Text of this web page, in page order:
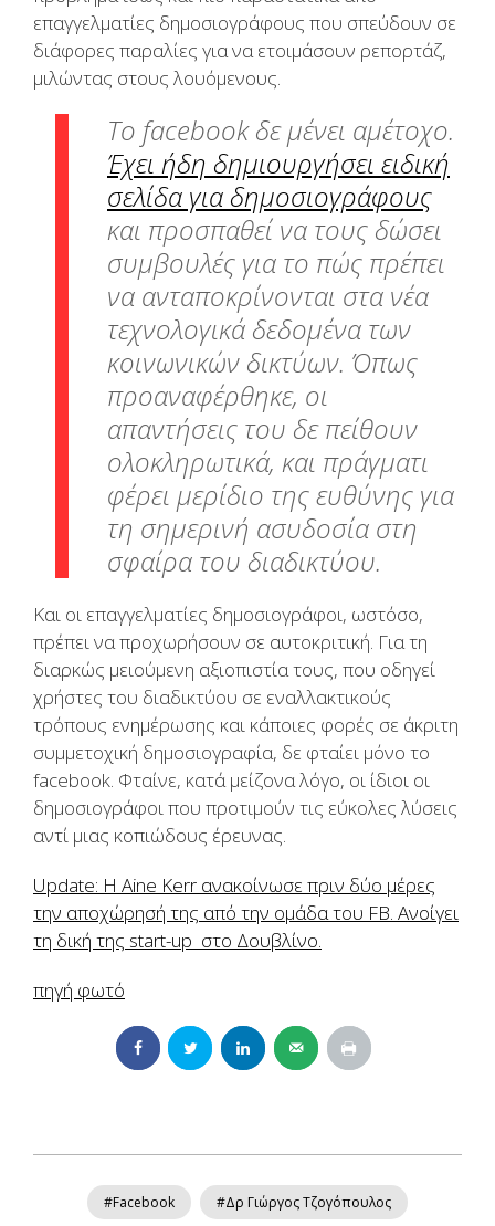
επαγγελματίες δημοσιογράφους που σπεύδουν σε
διάφορες παραλίες για να ετοιμάσουν ρεπορτάζ,
μιλώντας στους λουόμενους.
Το facebook δε μένει αμέτοχο.
Έχει ήδη δημιουργήσει ειδική
σελίδα για δημοσιογράφους
και προσπαθεί να τους δώσει
συμβουλές για το πώς πρέπει
να ανταποκρίνονται στα νέα
τεχνολογικά δεδομένα των
κοινωνικών δικτύων. Όπως
προαναφέρθηκε, οι
απαντήσεις του δε πείθουν
ολοκληρωτικά, και πράγματι
φέρει μερίδιο της ευθύνης για
τη σημερινή ασυδοσία στη
σφαίρα του διαδικτύου.
Και οι επαγγελματίες δημοσιογράφοι, ωστόσο,
πρέπει να προχωρήσουν σε αυτοκριτική. Για τη
διαρκώς μειούμενη αξιοπιστία τους, που οδηγεί
χρήστες του διαδικτύου σε εναλλακτικούς
τρόπους ενημέρωσης και κάποιες φορές σε άκριτη
συμμετοχική δημοσιογραφία, δε φταίει μόνο το
facebook. Φταίνε, κατά μείζονα λόγο, οι ίδιοι οι
δημοσιογράφοι που προτιμούν τις εύκολες λύσεις
αντί μιας κοπιώδους έρευνας.
Update: Η Aine Kerr ανακοίνωσε πριν δύο μέρες
την αποχώρησή της από την ομάδα του FB. Ανοίγει
τη δική της start-up στο Δουβλίνο.
πηγή φωτό
#Facebook #Δρ Γιώργος Τζογόπουλος